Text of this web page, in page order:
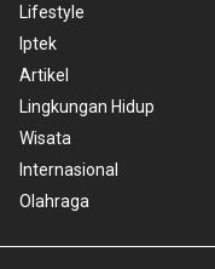
Lifestyle
Iptek
Artikel
Lingkungan Hidup
Wisata
Internasional
Olahraga